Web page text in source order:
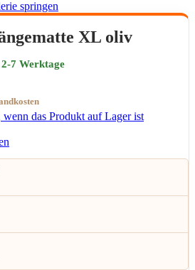
springen
XL oliv
7 Werktage
das Produkt auf Lager ist